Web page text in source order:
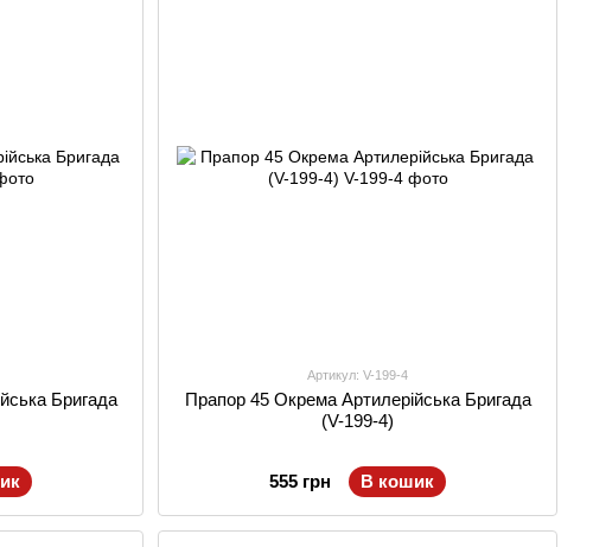
Бригада
Артикул: V-199-4
Прапор 45 Окрема Артилерійська Бригада
(V-199-4)
555 грн В кошик